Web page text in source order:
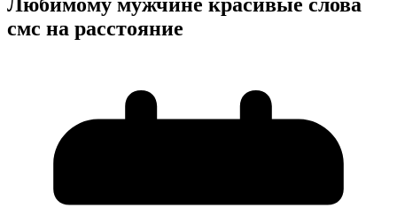
Любимому мужчине красивые слова
смс на расстояние